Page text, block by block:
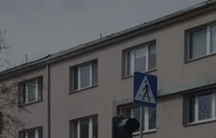
Ten plik cookie przechowuje identyfikator sesji.
Ten plik cookie przechowuje identyfikator sesji.
Ten plik cookie przechowuje identyfikator sesji.
Ten plik cookie jest używany do celów uwierzytelniania
i bezpieczeństwa, zapewniając, że użytkownicy
pozostają zalogowani, a ich dane są zabezpieczone, jak
poruszać się przez witrynę internetową lub interakcji z
jej usług.